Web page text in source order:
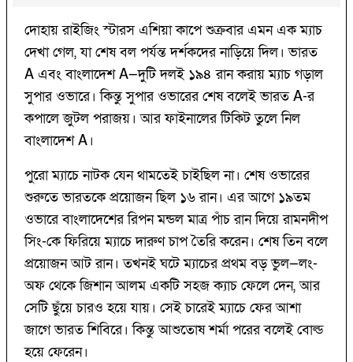
দোহায় রাইজিং স্টারস এশিয়া কাপে শুক্রবার এমন এক ম্যাচ
দেখা গেল, যা শেষ বল পর্যন্ত দর্শকদের নাড়িয়ে দিল। ভারত
A এবং বাংলাদেশ A—দুটি দলই ১৯৪ রান করায় ম্যাচ গড়াল
সুপার ওভারে। কিন্তু সুপার ওভারের শেষ বলেই ভারত A-র
কপালে জুটল পরাজয়। আর ফাইনালের টিকিট তুলে নিল
বাংলাদেশ A।
পুরো ম্যাচে নাটক যেন থামতেই চাইছিল না। শেষ ওভারের
শুরুতে ভারতকে প্রয়োজন ছিল ১৬ রান। এর আগে ১৯তম
ওভারে বাংলাদেশের রিপন মন্ডল মাত্র পাঁচ রান দিয়ে রামনদীপ
সিং-কে ফিরিয়ে ম্যাচে দারুণ চাপ তৈরি করেন। শেষ তিন বলে
প্রয়োজন আট রান। তখনই ঘটে ম্যাচের প্রথম বড় ভুল—লং-
অফ থেকে জিশান আলম একটি সহজ ক্যাচ ফেলে দেন, আর
সেটি ছুঁয়ে চারও হয়ে যায়। সেই চারেই ম্যাচে ফের আশা
জাগে ভারত শিবিরে। কিন্তু আশুতোষ শর্মা পরের বলেই বোল্ড
হয়ে ফেরেন।